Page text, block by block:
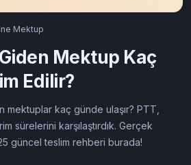
Mektup
Mektup Kaç
Edilir?
kaç günde ulaşır? PTT,
sürelerini karşılaştırdık. Gerçek
güncel teslim rehberi burada!